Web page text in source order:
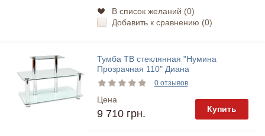
В список желаний (0)
Добавить к сравнению (0)
Тумба ТВ стеклянная "Нумина
Прозрачная 110" Диана
0 отзывов
Цена
9 710 грн. Купить